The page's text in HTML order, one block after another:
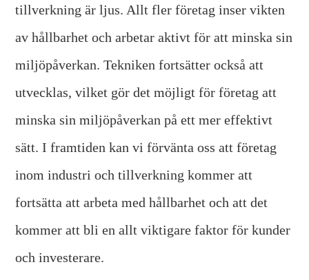
tillverkning är ljus. Allt fler företag inser vikten
av hållbarhet och arbetar aktivt för att minska sin
miljöpåverkan. Tekniken fortsätter också att
utvecklas, vilket gör det möjligt för företag att
minska sin miljöpåverkan på ett mer effektivt
sätt. I framtiden kan vi förvänta oss att företag
inom industri och tillverkning kommer att
fortsätta att arbeta med hållbarhet och att det
kommer att bli en allt viktigare faktor för kunder
och investerare.